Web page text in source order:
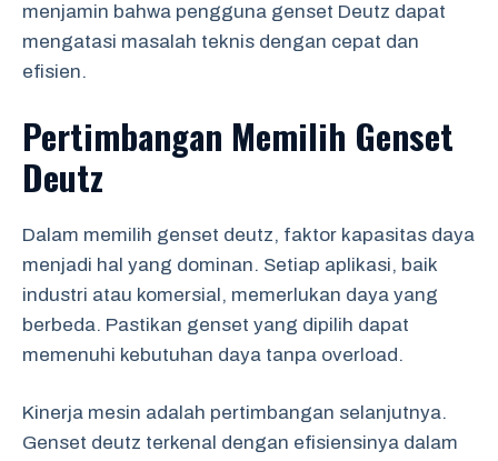
menjamin bahwa pengguna genset Deutz dapat
mengatasi masalah teknis dengan cepat dan
efisien.
Pertimbangan Memilih Genset
Deutz
Dalam memilih genset deutz, faktor kapasitas daya
menjadi hal yang dominan. Setiap aplikasi, baik
industri atau komersial, memerlukan daya yang
berbeda. Pastikan genset yang dipilih dapat
memenuhi kebutuhan daya tanpa overload.
Kinerja mesin adalah pertimbangan selanjutnya.
Genset deutz terkenal dengan efisiensinya dalam